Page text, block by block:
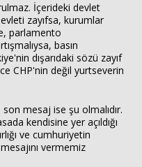
İçerideki devlet
zayıfsa, kurumlar
parlamento
basın
dışarıdaki sözü zayıf
CHP'nin değil yurtseverin
mesaj ise şu olmalıdır.
kendisine yer açıldığı
ve cumhuriyetin
vermemiz